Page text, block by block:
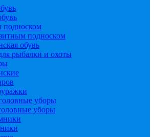
подноском
подноском
обувь
рыбалки и охоты
уборы
уборы